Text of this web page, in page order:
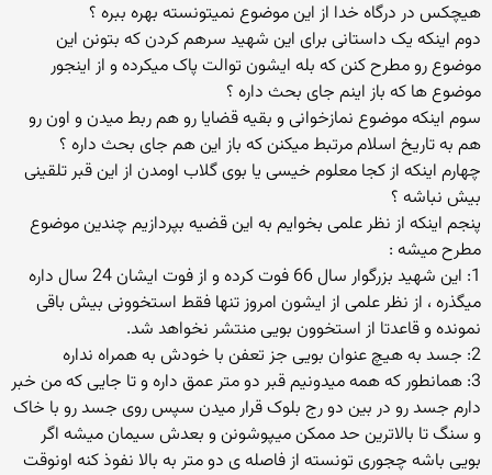
هیچکس در درگاه خدا از این موضوع نمیتونسته بهره ببره ؟
دوم اینکه یک داستانی برای این شهید سرهم کردن که بتونن این
موضوع رو مطرح کنن که بله ایشون توالت پاک میکرده و از اینجور
موضوع ها که باز اینم جای بحث داره ؟
سوم اینکه موضوع نمازخوانی و بقیه قضایا رو هم ربط میدن و اون رو
هم به تاریخ اسلام مرتبط میکنن که باز این هم جای بحث داره ؟
چهارم اینکه از کجا معلوم خیسی یا بوی گلاب اومدن از این قبر تلقینی
بیش نباشه ؟
پنجم اینکه از نظر علمی بخوایم به این قضیه بپردازیم چندین موضوع
مطرح میشه :
1: این شهید بزرگوار سال 66 فوت کرده و از فوت ایشان 24 سال داره
میگذره ، از نظر علمی از ایشون امروز تنها فقط استخوونی بیش باقی
نمونده و قاعدتا از استخوون بویی منتشر نخواهد شد.
2: جسد به هیچ عنوان بویی جز تعفن با خودش به همراه نداره
3: همانطور که همه میدونیم قبر دو متر عمق داره و تا جایی که من خبر
دارم جسد رو در بین دو رج بلوک قرار میدن سپس روی جسد رو با خاک
و سنگ تا بالاترین حد ممکن میپوشونن و بعدش سیمان میشه اگر
بویی باشه چجوری تونسته از فاصله ی دو متر به بالا نفوذ کنه اونوقت